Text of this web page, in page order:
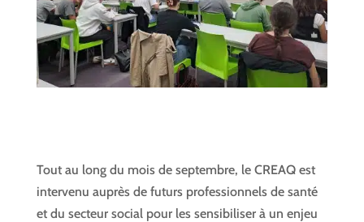
Tout au long du mois de septembre, le CREAQ est
intervenu auprès de futurs professionnels de santé
et du secteur social pour les sensibiliser à un enjeu